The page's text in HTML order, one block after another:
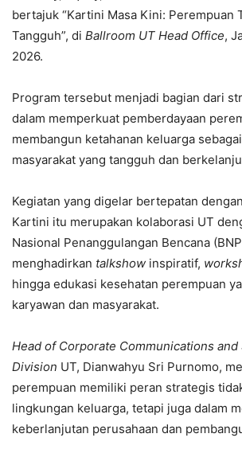
bertajuk “Kartini Masa Kini: Perempuan
Tangguh”, di Ballroom UT Head Office,
2026.
Program tersebut menjadi bagian dari
dalam memperkuat pemberdayaan
membangun ketahanan keluarga
masyarakat yang tangguh dan
Kegiatan yang digelar bertepatan
Kartini itu merupakan kolaborasi UT
Nasional Penanggulangan Bencana
menghadirkan talkshow inspiratif,
hingga edukasi kesehatan perempuan
karyawan dan masyarakat.
Head of Corporate Communications
Division UT, Dianwahyu Sri Purnomo,
perempuan memiliki peran strategis
lingkungan keluarga, tetapi juga dalam
keberlanjutan perusahaan dan